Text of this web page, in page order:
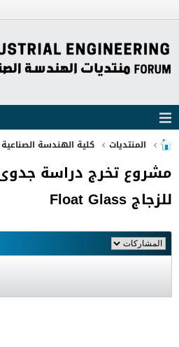
المنتديات كلية الهندسة الصناعية
مشروع تخرج دراسة
للزجاج Float Glass